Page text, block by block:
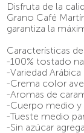
Disfruta de la
Grano Café
garantiza la
Características
-100% tostado
-Variedad
-Crema color
-Aromas de
-Cuerpo medio y
-Tueste medio
-Sin azúcar